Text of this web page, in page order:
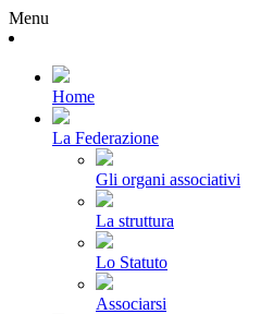
Menu
Home
La Federazione
Gli organi associativi
La struttura
Lo Statuto
Associarsi